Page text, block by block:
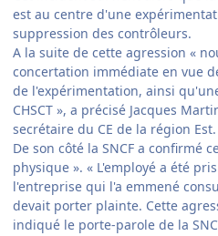
est au centre d'une
suppression des contrôleurs.
A la suite de cette agression «
concertation immédiate en vue
de l'expérimentation, ainsi
CHSCT », a précisé Jacques
secrétaire du CE de la région Est.
De son côté la SNCF a confirmé
physique ». « L'employé a été
l'entreprise qui l'a emmené
devait porter plainte. Cette
indiqué le porte-parole de la